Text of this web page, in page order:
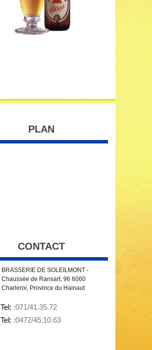
PLAN
CONTACT
BRASSERIE DE SOLEILMONT -
Chaussée de Ransart, 96 6060
Charleroi, Province du Hainaut
Tel: :071/41.35.72
Tel: :0472/45.10.63